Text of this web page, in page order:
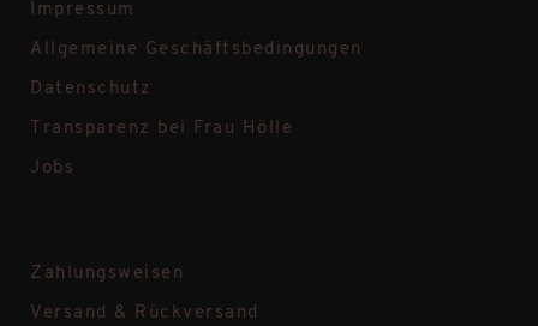
Impressum
Allgemeine Geschäftsbedingungen
Datenschutz
Transparenz bei Frau Hölle
Jobs
Zahlungsweisen
Versand & Rückversand